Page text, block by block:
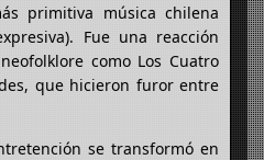
primitiva música chilena
Fue una reacción
como Los Cuatro
que hicieron furor entre
se transformó en